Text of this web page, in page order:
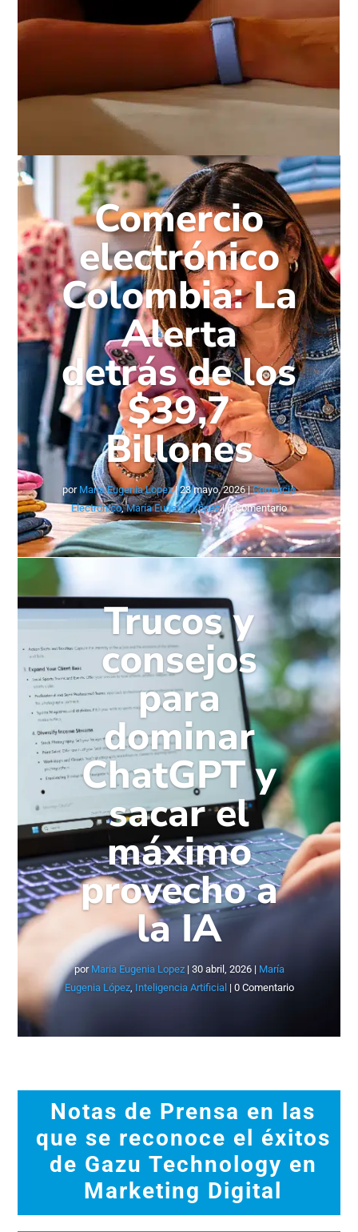
Comercio
electrónico
Colombia: La
Alerta
detrás de los
$39,7
Billones
por Maria Eugenia Lopez|23 mayo, 2026|Comercio
Electrónico,María Eugenia López| 0 Comentario
Trucos y
consejos
para
dominar
ChatGPT y
sacar el
máximo
provecho a
la IA
por Maria Eugenia Lopez| 30 abril, 2026| María
Eugenia López, Inteligencia Artificial | 0 Comentario
Notas de Prensa en las
que se reconoce el éxitos
de Gazu Technology en
Marketing Digital